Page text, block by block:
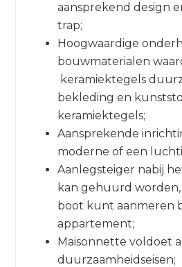
aansprekend design
trap;
Hoogwaardige
bouwmaterialen
keramiektegels
bekleding en
keramiektegels;
Aansprekende
moderne of een
Aanlegsteiger nabij
kan gehuurd
boot kunt aanmeren
appartement;
Maisonnette voldoet
duurzaamheidseisen;